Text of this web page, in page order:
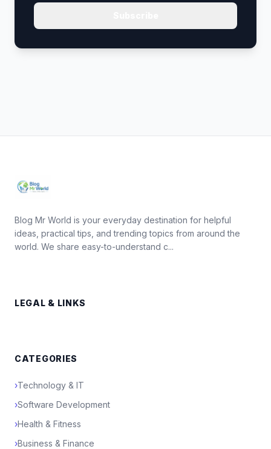
Blog Mr World is your everyday destination for helpful
ideas, practical tips, and trending topics from around the
world. We share easy-to-understand c...
LEGAL & LINKS
CATEGORIES
›Technology & IT
›Software Development
›Health & Fitness
›Business & Finance